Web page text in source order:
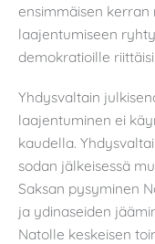
ensimmäisen kerran
laajentumiseen
demokratioille riittäisi.
Yhdysvaltain
laajentuminen ei
kaudella.
sodan jälkeisessä
Saksan pysyminen
ja ydinaseiden
Natolle keskeisen